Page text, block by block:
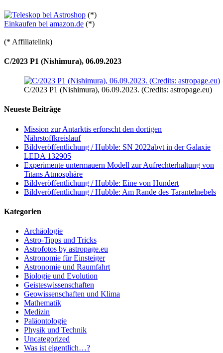
(*)
Einkaufen bei amazon.de (*)
(* Affiliatelink)
C/2023 P1 (Nishimura), 06.09.2023
C/2023 P1 (Nishimura), 06.09.2023. (Credits: astropage.eu)
Neueste Beiträge
Mission zur Antarktis erforscht den dortigen
Nährstoffkreislauf
Bildveröffentlichung / Hubble: SN 2022abvt in der Galaxie
LEDA 132905
Experimente untermauern Modell zur Aufrechterhaltung von
Titans Atmosphäre
Bildveröffentlichung / Hubble: Eine von Hundert
Bildveröffentlichung / Hubble: Am Rande des Tarantelnebels
Kategorien
Archäologie
Astro-Tipps und Tricks
Astrofotos by astropage.eu
Astronomie für Einsteiger
Astronomie und Raumfahrt
Biologie und Evolution
Geisteswissenschaften
Geowissenschaften und Klima
Mathematik
Medizin
Paläontologie
Physik und Technik
Uncategorized
Was ist eigentlich…?